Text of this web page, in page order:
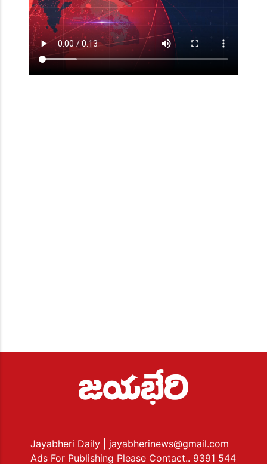
Jayabheri Daily
| jayabherinews@gmail.com
Ads For Publishing Please Contact.. 9391 544